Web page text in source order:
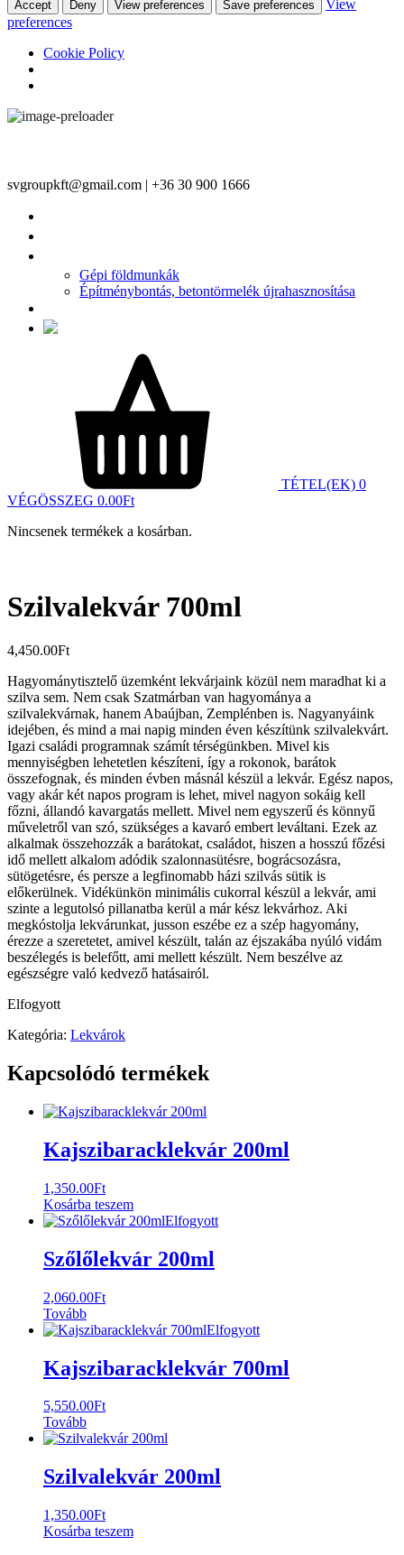
Accept Deny View preferences Save preferences
View
preferences
Cookie Policy
svgroupkft@gmail.com | +36 30 900 1666
Gépi földmunkák
Építménybontás, betontörmelék újrahasznosítása
TÉTEL(EK) 0
VÉGÖSSZEG 0.00Ft
Nincsenek termékek a kosárban.
Szilvalekvár 700ml
4,450.00Ft
Hagyománytisztelő üzemként lekvárjaink közül nem maradhat ki a
szilva sem. Nem csak Szatmárban van hagyománya a
szilvalekvárnak, hanem Abaújban, Zemplénben is. Nagyanyáink
idejében, és mind a mai napig minden éven készítünk szilvalekvárt.
Igazi családi programnak számít térségünkben. Mivel kis
mennyiségben lehetetlen készíteni, így a rokonok, barátok
összefognak, és minden évben másnál készül a lekvár. Egész napos,
vagy akár két napos program is lehet, mivel nagyon sokáig kell
főzni, állandó kavargatás mellett. Mivel nem egyszerű és könnyű
műveletről van szó, szükséges a kavaró embert leváltani. Ezek az
alkalmak összehozzák a barátokat, családot, hiszen a hosszú főzési
idő mellett alkalom adódik szalonnasütésre, bográcsozásra,
sütögetésre, és persze a legfinomabb házi szilvás sütik is
előkerülnek. Vidékünkön minimális cukorral készül a lekvár, ami
szinte a legutolsó pillanatba kerül a már kész lekvárhoz. Aki
megkóstolja lekvárunkat, jusson eszébe ez a szép hagyomány,
érezze a szeretetet, amivel készült, talán az éjszakába nyúló vidám
beszélegés is belefőtt, ami mellett készült. Nem beszélve az
egészségre való kedvező hatásairól.
Elfogyott
Kategória: Lekvárok
Kapcsolódó termékek
Kajszibaracklekvár 200ml
1,350.00Ft
Kosárba teszem
Elfogyott
Szőlőlekvár 200ml
2,060.00Ft
Tovább
Elfogyott
Kajszibaracklekvár 700ml
5,550.00Ft
Tovább
Szilvalekvár 200ml
1,350.00Ft
Kosárba teszem